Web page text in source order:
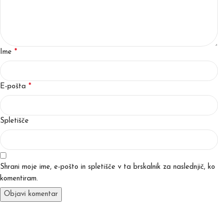
Ime *
E-pošta *
Spletišče
Shrani moje ime, e-pošto in spletišče v ta brskalnik za naslednjič, ko
komentiram.